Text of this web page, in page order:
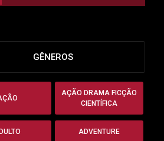
GÊNEROS
AÇÃO DRAMA FICÇÃO
CIENTÍFICA
ADVENTURE